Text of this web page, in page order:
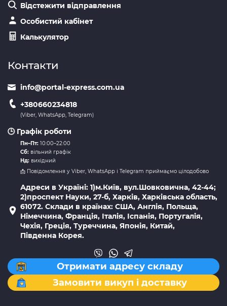
Відстежити відправлення
Особистий кабінет
Калькулятор
Контакти
info@portal-express.com.ua
+380660234818
(Viber, WhatsApp, Telegram)
🕒 Графік роботи
Пн–Пт: 10:00–22:00
Сб: вільний графік
Нд: вихідний
📩 Повідомлення у Viber, WhatsApp і Telegram приймаємо цілодобово
Адреси в Україні: 1)м.Київ, вул.Шовковична, 42-44;
2)проспект Науки, 27-б, Харків, Харківська область,
61072. Склади в країнах: США, Англія, Польща,
Німеччина, Франція, Італія, Іспанія, Португалія,
Чехія, Греція, Туреччина, Японія, Китай,
Південна Корея.
Отримати адресу складу
Замовити викуп і доставку